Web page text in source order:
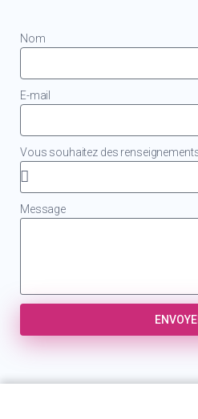
Nom
E-mail
Vous souhaitez des renseignements
Message